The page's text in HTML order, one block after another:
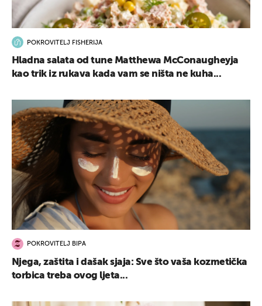
POKROVITELJ FISHERIJA
Hladna salata od tune Matthewa McConaugheyja
kao trik iz rukava kada vam se ništa ne kuha...
POKROVITELJ BIPA
Njega, zaštita i dašak sjaja: Sve što vaša kozmetička
torbica treba ovog ljeta...